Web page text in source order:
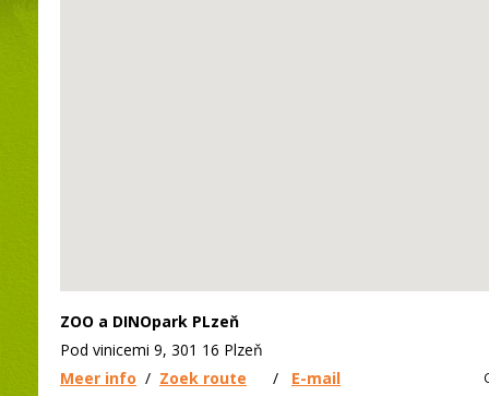
ZOO a DINOpark PLzeň
Pod vinicemi 9, 301 16 Plzeň
Meer info / Zoek route / E-mail